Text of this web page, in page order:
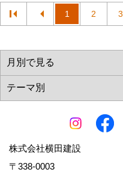
1 2 3
株式会社横田建設
〒338-0003